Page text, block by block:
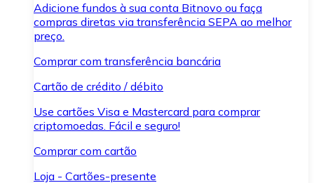
Adicione fundos à sua conta Bitnovo ou faça
compras diretas via transferência SEPA ao melhor
preço.
Comprar com transferência bancária
Cartão de crédito / débito
Use cartões Visa e Mastercard para comprar
criptomoedas. Fácil e seguro!
Comprar com cartão
Loja - Cartões-presente